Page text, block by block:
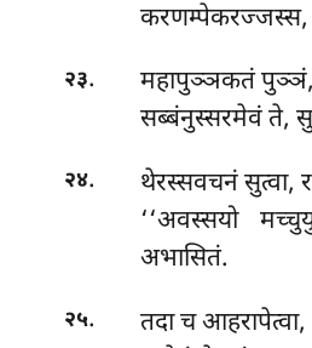
करणम्पेकरज्जस्स,
२३. महापुञ्ञकतं
सब्बंनुस्सरमेवं ते,
२४.
थेरस्सवचनं सुत्वा,
‘‘अवस्सयो
अभासितं.
२५.
तदा च